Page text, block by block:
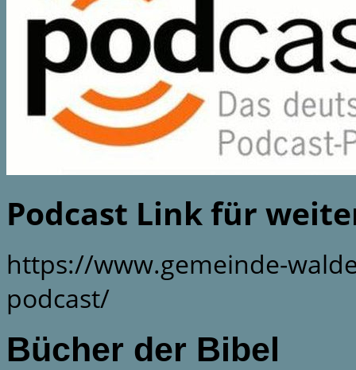
Podcast Link für
https://www.gemeinde-
podcast/
Bücher der Bibel